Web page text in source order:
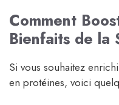
Comment
Bienfaits de la
Si vous souhaitez
en protéines, voici